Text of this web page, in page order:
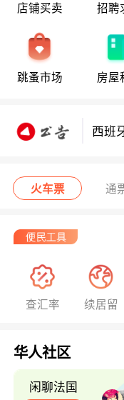
店铺买卖 招聘
跳蚤市场 房屋
西班
西班
西班
火车票 通
查汇率 续居留
华人社区
闲聊法国